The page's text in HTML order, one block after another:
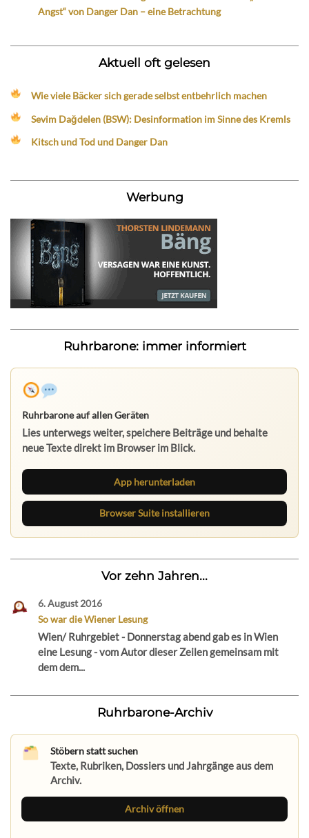
Angst“ von Danger Dan – eine Betrachtung
Aktuell oft gelesen
Wie viele Bäcker sich gerade selbst entbehrlich machen
Sevim Dağdelen (BSW): Desinformation im Sinne des Kremls
Kitsch und Tod und Danger Dan
Werbung
Ruhrbarone: immer informiert
Ruhrbarone auf allen Geräten
Lies unterwegs weiter, speichere Beiträge und behalte
neue Texte direkt im Browser im Blick.
App herunterladen
Browser Suite installieren
Vor zehn Jahren...
6. August 2016
So war die Wiener Lesung
Wien/ Ruhrgebiet - Donnerstag abend gab es in Wien
eine Lesung - vom Autor dieser Zeilen gemeinsam mit
dem dem...
Ruhrbarone-Archiv
Stöbern statt suchen
Texte, Rubriken, Dossiers und Jahrgänge aus dem
Archiv.
Archiv öffnen